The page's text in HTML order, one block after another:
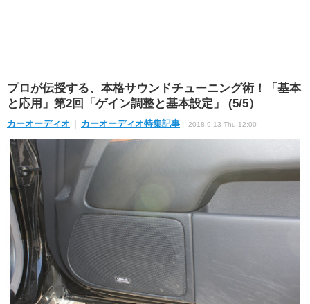
プロが伝授する、本格サウンドチューニング術！「基本
と応用」第2回「ゲイン調整と基本設定」 (5/5）
カーオーディオ カーオーディオ特集記事 2018.9.13 Thu 12:00